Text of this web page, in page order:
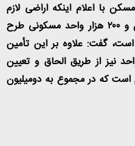
با اعلام اینکه اراضی لازم
برای احداث بیش از یک میلیون و ۲۰۰ هزار واحد مسکونی طرح
گفت: علاوه بر این تأمین
و ۲۰۰ هزار واحد نیز از طریق الحاق و تعیین
که در مجموع به دومیلیون